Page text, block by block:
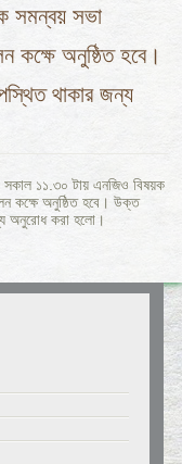
সমন্বয় সভা
কক্ষে অনুষ্ঠিত হবে।
থাকার জন্য
১১.৩০ টায় এনজিও বিষয়ক
কক্ষে অনুষ্ঠিত হবে। উক্ত
অনুরোধ করা হলো।